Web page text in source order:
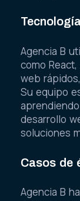
Agencia B
como
web
Su equipo
desarrollo
soluciones
Casos de
Agencia B